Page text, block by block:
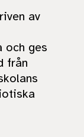
av
och ges
från